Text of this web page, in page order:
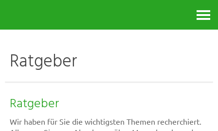
Ratgeber
Ratgeber
Wir haben für Sie die wichtigsten Themen recherchiert.